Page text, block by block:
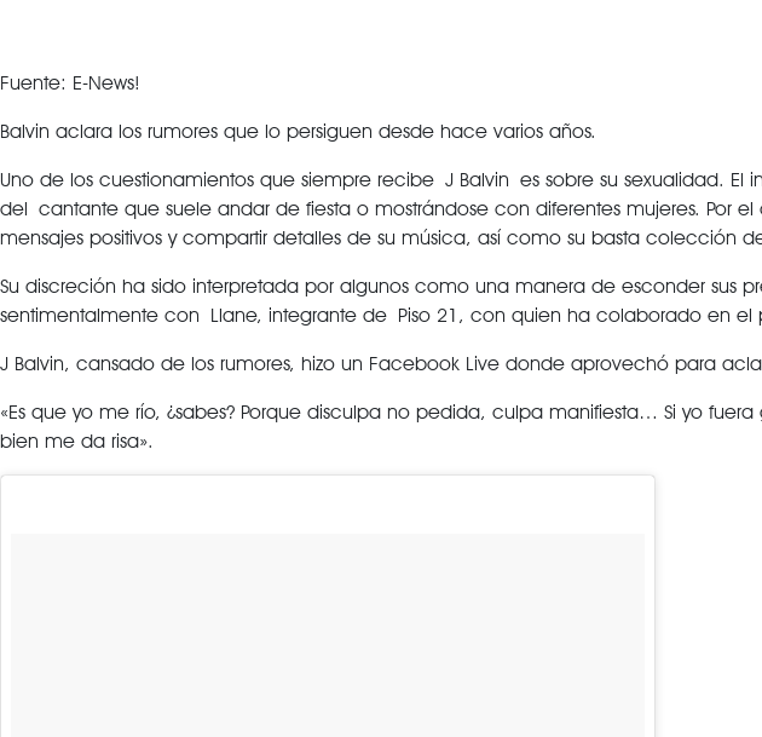
Fuente: E-News!
Balvin aclara los rumores que lo persiguen desde hace varios años.
Uno de los cuestionamientos que siempre recibe J Balvin es sobre su sexualidad. El
del cantante que suele andar de fiesta o mostrándose con diferentes mujeres. Por
mensajes positivos y compartir detalles de su música, así como su basta colección
Su discreción ha sido interpretada por algunos como una manera de esconder sus
sentimentalmente con Llane, integrante de Piso 21, con quien ha colaborado en el
J Balvin, cansado de los rumores, hizo un Facebook Live donde aprovechó para
«Es que yo me río, ¿sabes? Porque disculpa no pedida, culpa manifiesta… Si yo
bien me da risa».